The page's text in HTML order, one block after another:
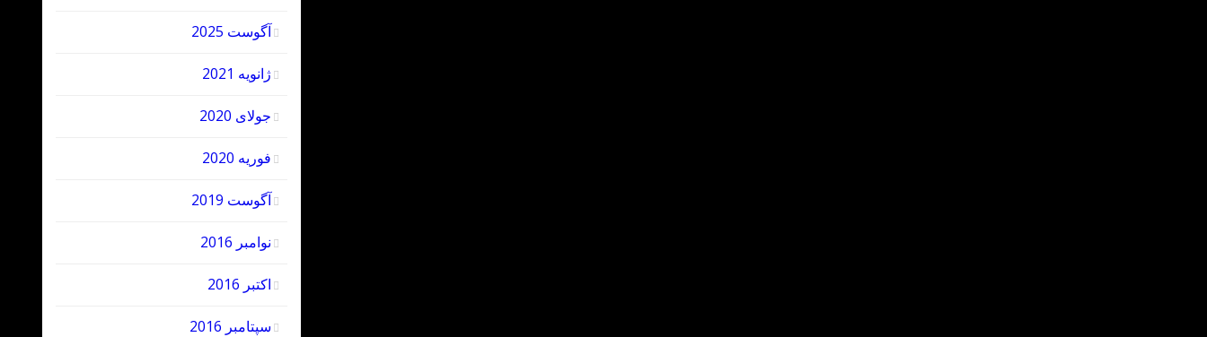
آگوست 2025
ژانویه 2021
جولای 2020
فوریه 2020
آگوست 2019
نوامبر 2016
اکتبر 2016
سپتامبر 2016